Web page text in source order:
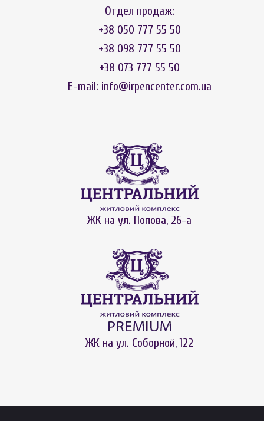
Отдел продаж:
+38 050 777 55 50
+38 098 777 55 50
+38 073 777 55 50
E-mail: info@irpencenter.com.ua
ЖК на ул. Попова, 26-а
ЖК на ул. Соборной, 122